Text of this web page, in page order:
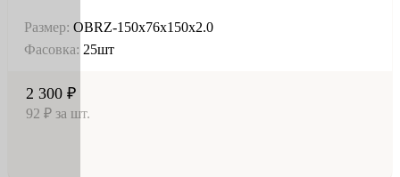
Размер: OBRZ-150х76х150х2.0
Фасовка: 25шт
2 300 ₽
92 ₽ за шт.